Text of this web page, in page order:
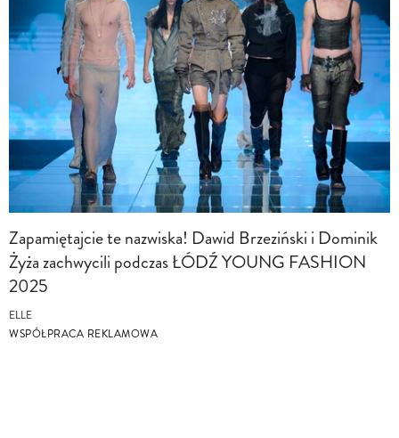
Zapamiętajcie te nazwiska! Dawid Brzeziński i Dominik
Żyża zachwycili podczas ŁÓDŹ YOUNG FASHION
2025
ELLE
WSPÓŁPRACA REKLAMOWA